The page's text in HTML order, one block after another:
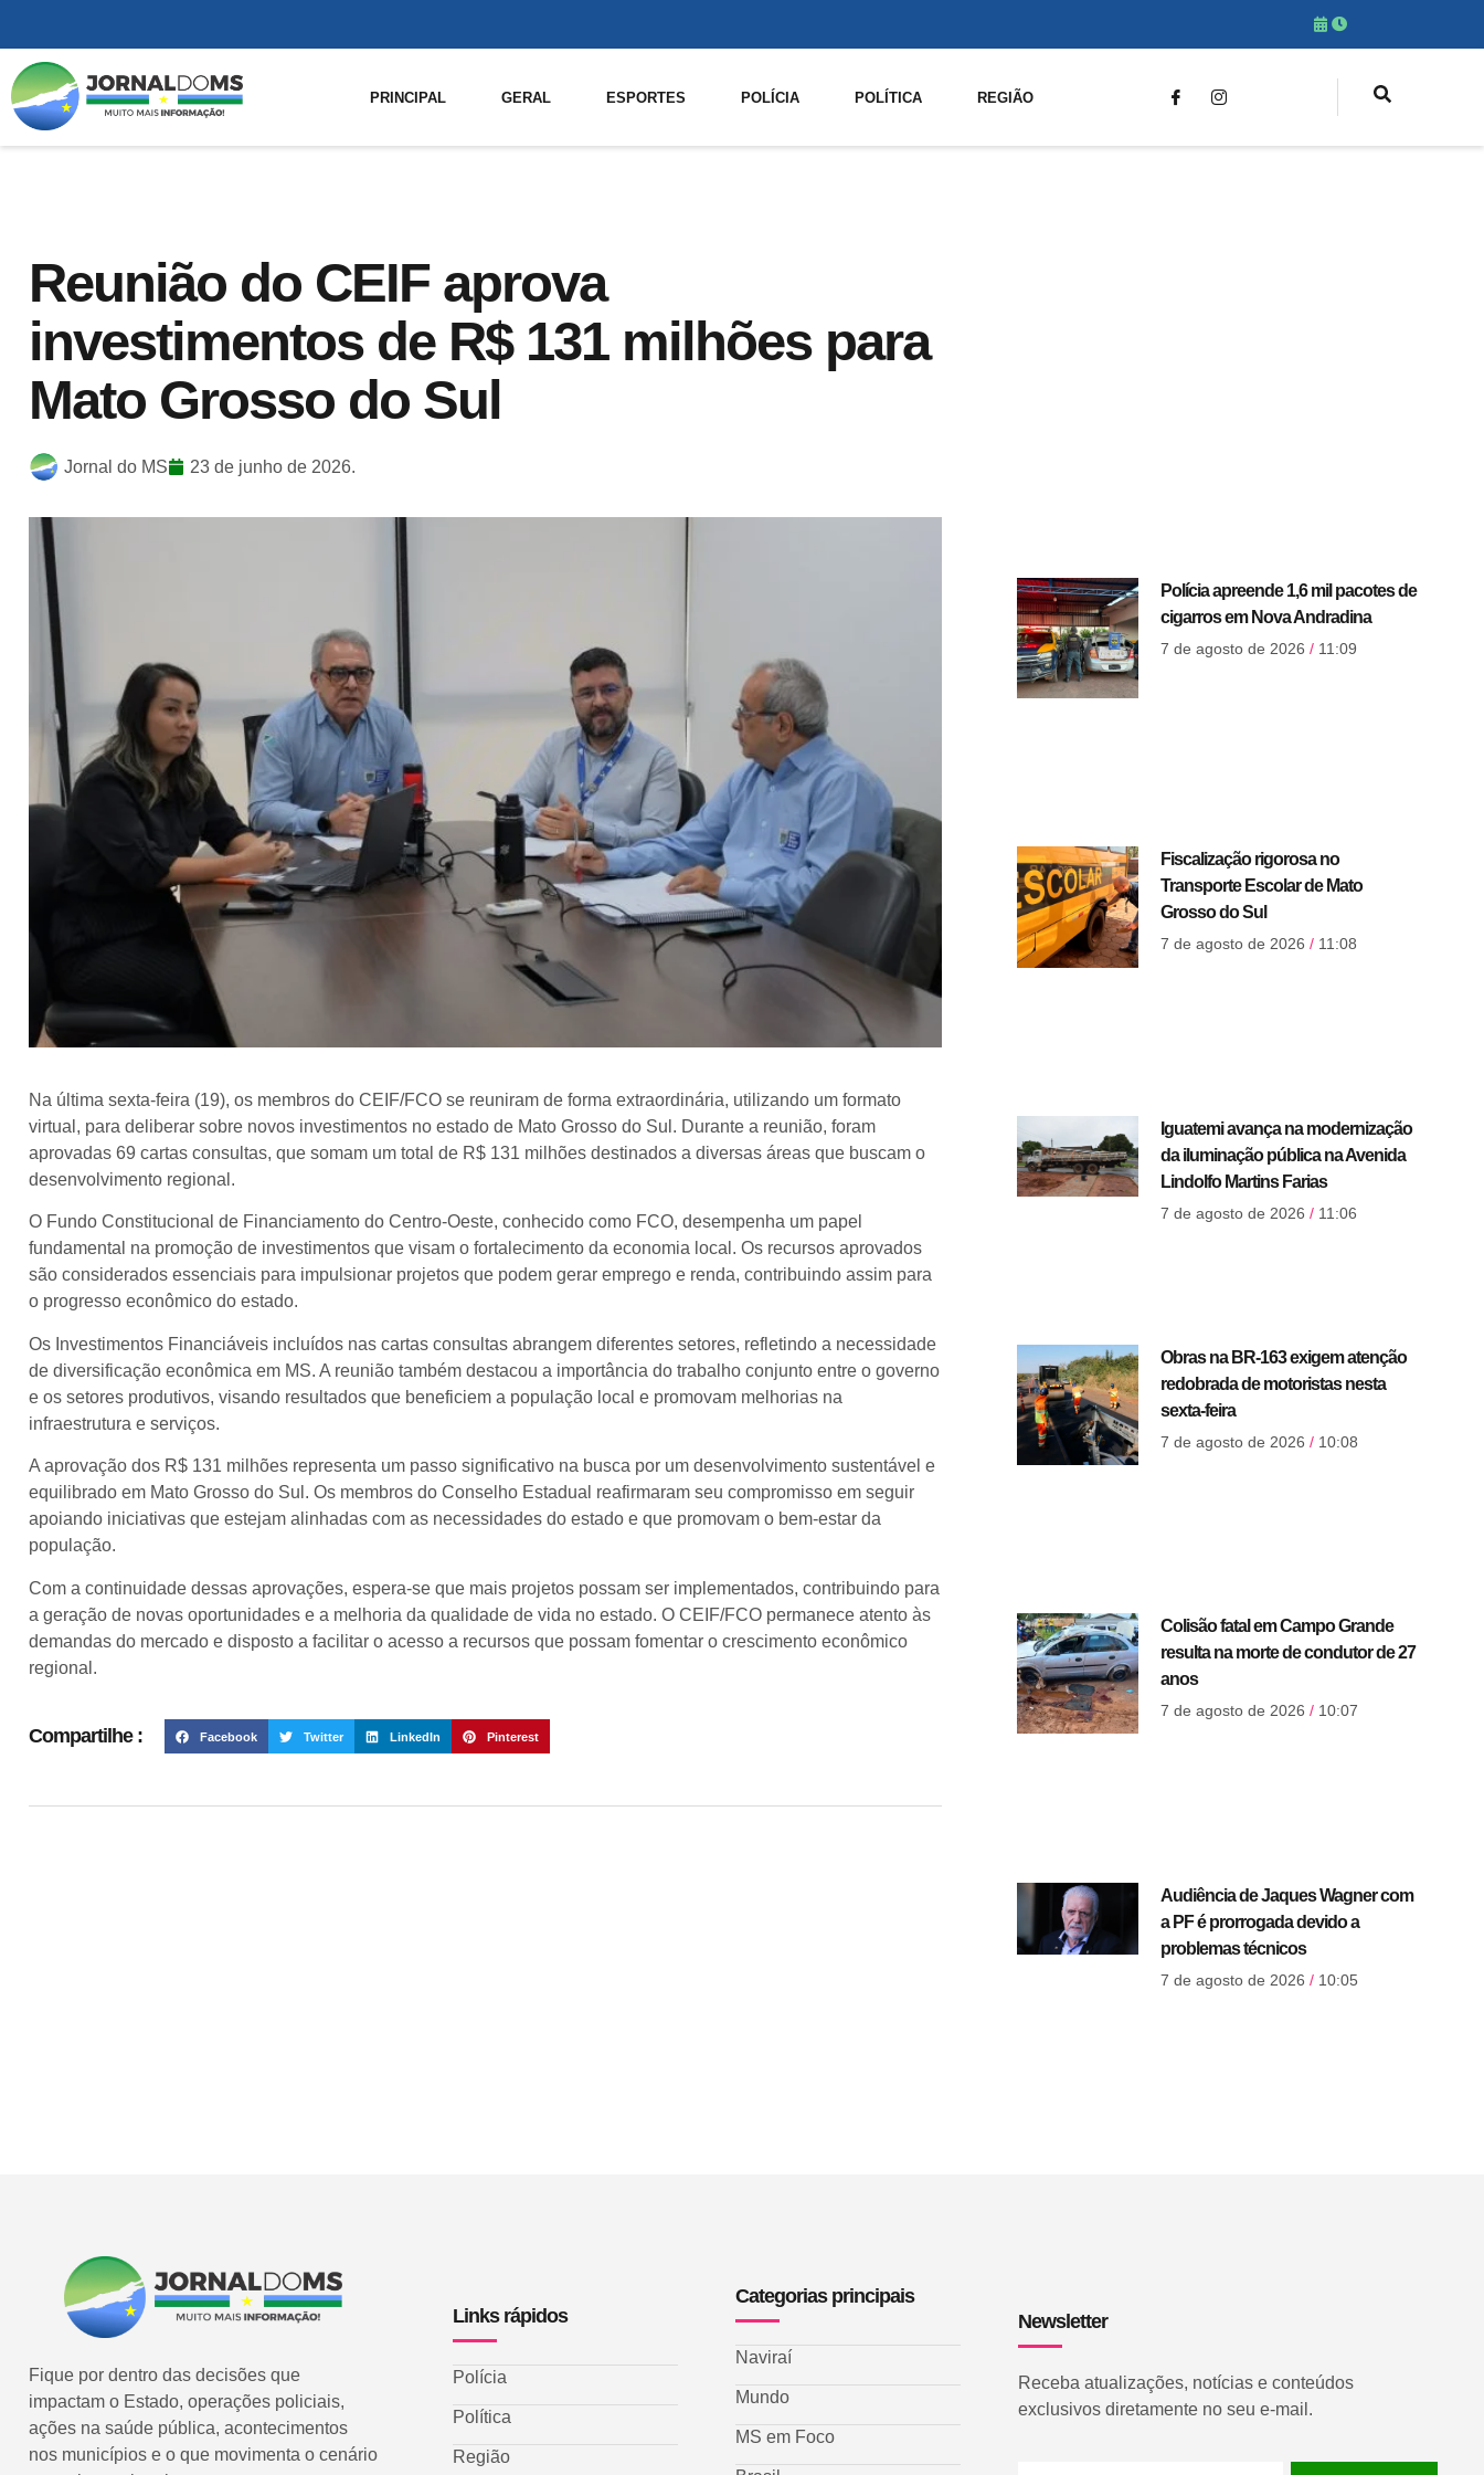
PRINCIPAL GERAL ESPORTES POLÍCIA POLÍTICA REGIÃO
Reunião do CEIF aprova
investimentos de R$ 131 milhões para
Mato Grosso do Sul
Jornal do MS 23 de junho de 2026.
Na última sexta-feira (19), os membros do CEIF/FCO se reuniram de forma extraordinária, utilizando um formato
virtual, para deliberar sobre novos investimentos no estado de Mato Grosso do Sul. Durante a reunião, foram
aprovadas 69 cartas consultas, que somam um total de R$ 131 milhões destinados a diversas áreas que buscam o
desenvolvimento regional.
O Fundo Constitucional de Financiamento do Centro-Oeste, conhecido como FCO, desempenha um papel
fundamental na promoção de investimentos que visam o fortalecimento da economia local. Os recursos aprovados
são considerados essenciais para impulsionar projetos que podem gerar emprego e renda, contribuindo assim para
o progresso econômico do estado.
Os Investimentos Financiáveis incluídos nas cartas consultas abrangem diferentes setores, refletindo a necessidade
de diversificação econômica em MS. A reunião também destacou a importância do trabalho conjunto entre o governo
e os setores produtivos, visando resultados que beneficiem a população local e promovam melhorias na
infraestrutura e serviços.
A aprovação dos R$ 131 milhões representa um passo significativo na busca por um desenvolvimento sustentável e
equilibrado em Mato Grosso do Sul. Os membros do Conselho Estadual reafirmaram seu compromisso em seguir
apoiando iniciativas que estejam alinhadas com as necessidades do estado e que promovam o bem-estar da
população.
Com a continuidade dessas aprovações, espera-se que mais projetos possam ser implementados, contribuindo para
a geração de novas oportunidades e a melhoria da qualidade de vida no estado. O CEIF/FCO permanece atento às
demandas do mercado e disposto a facilitar o acesso a recursos que possam fomentar o crescimento econômico
regional.
Compartilhe : Facebook Twitter LinkedIn Pinterest
Polícia apreende 1,6 mil pacotes de
cigarros em Nova Andradina
7 de agosto de 2026 11:09
Fiscalização rigorosa no
Transporte Escolar de Mato
Grosso do Sul
7 de agosto de 2026 11:08
Iguatemi avança na modernização
da iluminação pública na Avenida
Lindolfo Martins Farias
7 de agosto de 2026 11:06
Obras na BR-163 exigem atenção
redobrada de motoristas nesta
sexta-feira
7 de agosto de 2026 10:08
Colisão fatal em Campo Grande
resulta na morte de condutor de 27
anos
7 de agosto de 2026 10:07
Audiência de Jaques Wagner com
a PF é prorrogada devido a
problemas técnicos
7 de agosto de 2026 10:05
Fique por dentro das decisões que
impactam o Estado, operações policiais,
ações na saúde pública, acontecimentos
nos municípios e o que movimenta o cenário
Links rápidos
Polícia
Política
Região
Categorias principais
Naviraí
Mundo
MS em Foco
Newsletter
Receba atualizações, notícias e conteúdos
exclusivos diretamente no seu e-mail.